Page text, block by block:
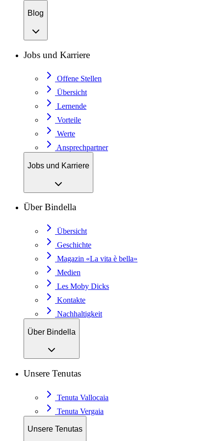
Blog
Jobs und Karriere
Offene Stellen
Übersicht
Lernende
Vorteile
Werte
Ansprechpartner
Jobs und Karriere
Über Bindella
Übersicht
Geschichte
Magazin «La vita è bella»
Medien
Les Moby Dicks
Kontakte
Nachhaltigkeit
Über Bindella
Unsere Tenutas
Tenuta Vallocaia
Tenuta Vergaia
Unsere Tenutas